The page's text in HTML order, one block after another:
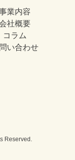
業内容
社概要
コラム
い合わせ
Reserved.